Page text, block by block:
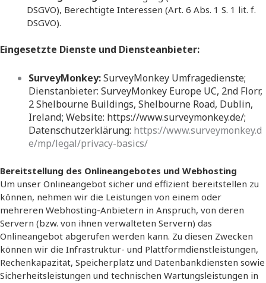
DSGVO), Berechtigte Interessen (Art. 6 Abs. 1 S. 1 lit. f.
DSGVO).
Eingesetzte Dienste und Diensteanbieter:
SurveyMonkey:SurveyMonkey Umfragedienste;
Dienstanbieter: SurveyMonkey Europe UC, 2nd Florr,
2 Shelbourne Buildings, Shelbourne Road, Dublin,
Ireland; Website: https://www.surveymonkey.de/;
Datenschutzerklärung: https://www.surveymonkey.d
e/mp/legal/privacy-basics/
Bereitstellung des Onlineangebotes und Webhosting
Um unser Onlineangebot sicher und effizient bereitstellen zu
können, nehmen wir die Leistungen von einem oder
mehreren Webhosting-Anbietern in Anspruch, von deren
Servern (bzw. von ihnen verwalteten Servern) das
Onlineangebot abgerufen werden kann. Zu diesen Zwecken
können wir die Infrastruktur- und Plattformdienstleistungen,
Rechenkapazität, Speicherplatz und Datenbankdiensten sowie
Sicherheitsleistungen und technischen Wartungsleistungen in